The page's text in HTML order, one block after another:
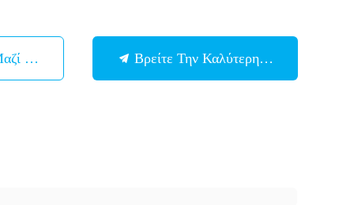
Μας Βρείτε Την Καλύτερη Τιμή